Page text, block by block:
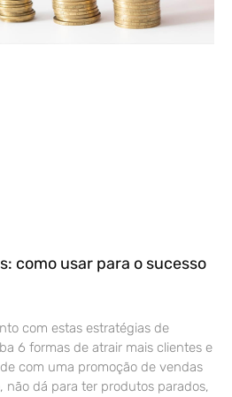
como usar para o sucesso
com estas estratégias de
6 formas de atrair mais clientes e
com uma promoção de vendas
não dá para ter produtos parados,